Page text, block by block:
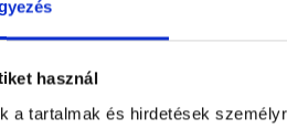
használ
a tartalmak és hirdetések